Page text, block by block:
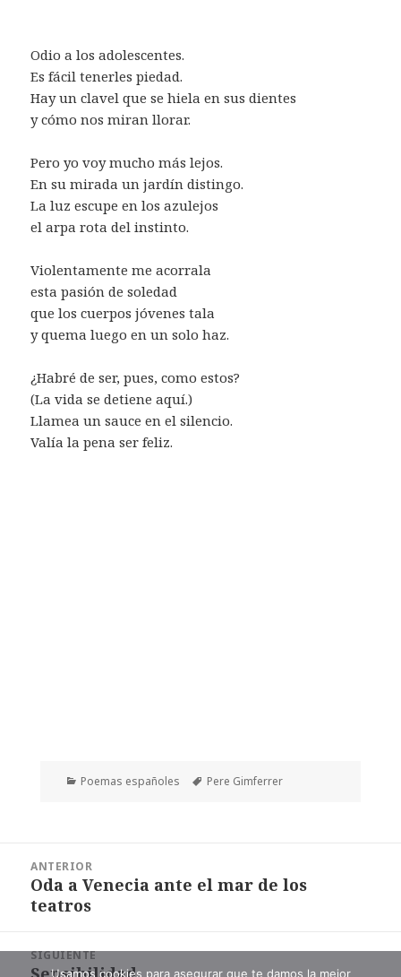
Odio a los adolescentes.
Es fácil tenerles piedad.
Hay un clavel que se hiela en sus dientes
y cómo nos miran llorar.
Pero yo voy mucho más lejos.
En su mirada un jardín distingo.
La luz escupe en los azulejos
el arpa rota del instinto.
Violentamente me acorrala
esta pasión de soledad
que los cuerpos jóvenes tala
y quema luego en un solo haz.
¿Habré de ser, pues, como estos?
(La vida se detiene aquí.)
Llamea un sauce en el silencio.
Valía la pena ser feliz.
Categorías
Poemas españoles Etiquetas
Pere Gimferrer
entradas
ANTERIOR
Entrada
anterior:
Oda a Venecia ante el mar de los
teatros
SIGUIENTE
Usamos cookies para asegurar que te damos la mejor